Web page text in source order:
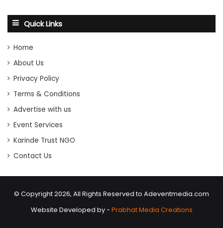
Quick Links
Home
About Us
Privacy Policy
Terms & Conditions
Advertise with us
Event Services
Karinde Trust NGO
Contact Us
© Copyright 2026, All Rights Reserved to Adeventmedia.com
Website Developed by - Prabhat Media Creations